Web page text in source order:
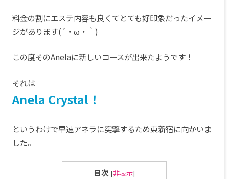
料金の割にエステ内容も良くてとても好印象だったイメー
ジがあります(´・ω・｀)
この度そのAnelaに新しいコースが出来たようです！
それは
Anela Crystal！
というわけで早速アネラに突撃するため東新宿に向かいま
した。
目次 [非表示]